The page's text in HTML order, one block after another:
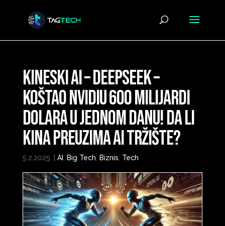
Kineski AI – DeepSeek –
Koštao Nvidiu 600 milijardi
dolara u jednom danu! Da li
Kina Preuzima AI Tržište?
5.2.2025. AI Big Tech Biznis Tech